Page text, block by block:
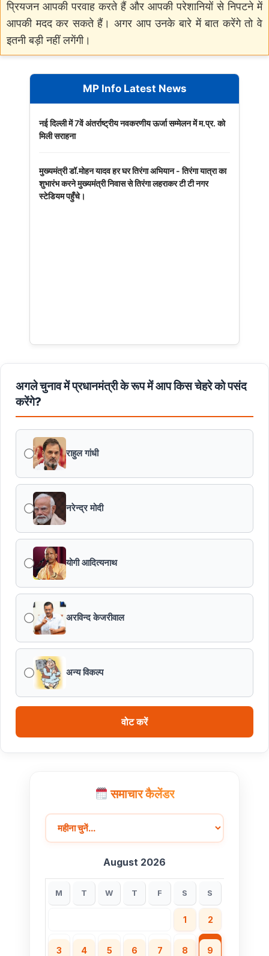
प्रियजन आपकी परवाह करते हैं और आपकी परेशानियों से निपटने में
आपकी मदद कर सकते हैं। अगर आप उनके बारे में बात करेंगे तो वे
इतनी बड़ी नहीं लगेंगी।
MP Info Latest News
नई दिल्ली में 7वें अंतर्राष्ट्रीय नवकरणीय ऊर्जा सम्मेलन में म.प्र. को
मिली सराहना
मुख्यमंत्री डॉ.मोहन यादव हर घर तिरंगा अभियान - तिरंगा यात्रा का
शुभारंभ करने मुख्यमंत्री निवास से तिरंगा लहराकर टी टी नगर
स्टेडियम पहुँचे।
अगले चुनाव में प्रधानमंत्री के रूप में आप किस चेहरे को पसंद
करेंगे?
राहुल गांधी
नरेन्द्र मोदी
योगी आदित्यनाथ
अरविन्द केजरीवाल
अन्य विकल्प
वोट करें
समाचार कैलेंडर
August 2026
M T W T F S S
1 2
3 4 5 6 7 8 9